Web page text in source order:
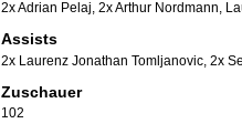
2x Adrian Pelaj, 2x Arthur Nordmann,
Assists
2x Laurenz Jonathan Tomljanovic 2x
Zuschauer
102